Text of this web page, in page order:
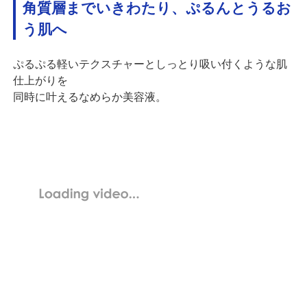
角質層までいきわたり、ぷるんとうるお
う肌へ
ぷるぷる軽いテクスチャーとしっとり吸い付くような肌
仕上がりを
同時に叶えるなめらか美容液。